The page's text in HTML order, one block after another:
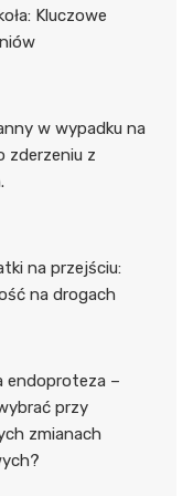
Kluczowe
w wypadku na
zderzeniu z
na przejściu:
na drogach
endoproteza –
przy
zmianach